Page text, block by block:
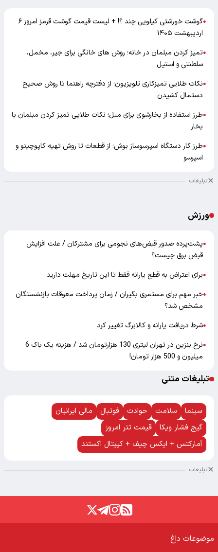
●
گوشت خورشتی کیلویی چند ؟! + لیست قیمت گوشت قرمز امروز ۶
اردیبهشت ۱۴۰۵
●تمیز کردن مبلمان در خانه؛ روش های خانگی برای جیر، مخمل،
سلطنتی و استیل
●نکات طلایی تمیزکاری تلویزیون؛ از دفترچه راهنما تا روش صحیح
دستمال کشیدن
●طرز استفاده از بخارشوی برای مبل؛ نکات طلایی تمیز کردن مبلمان با
بخار
●طرز کار دستگاه اسپرسوساز بوش؛ از قطعات تا روش تهیه کاپوچینو و
اسپرسو
تبلیغات
ورزش
●پشت‌پرده صدور قبض‌های نجومی برای مشترکان / علت افزایش
قبض برق چیست؟
●برای اعتراض به قطع یارانه فقط تا این تاریخ مهلت دارید
●خبر مهم برای مستمری بگیران / زمان پرداخت معوقات بازنشستگان
مشخص شد؟
●شرط دریافت یارانه و کالابرگ تغییر کرد
●
نرخ بنزین در تهران لیتری 130 هزارتومان شد / هزینه یک باک 6
میلیون و 500 هزار تومان!
تبلیغات متنی
سینما سلامت حوادث فوتبال
مالی ایرانیان
گیج فشار ویکا
قیمت تتر امروز
آمارکتس + ایکس چیف + کپیتال اکستند
تبلیغات
موضوعات داغ